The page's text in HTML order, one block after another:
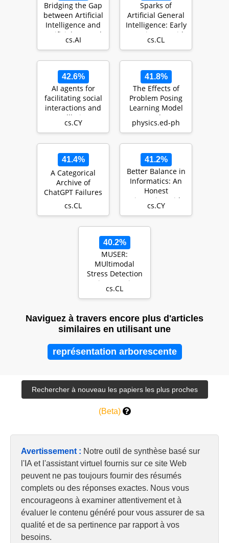
Bridging the Gap
between Artificial
Intelligence and
Artificial General
Intel…
cs.AI
Sparks of
Artificial General
Intelligence: Early
experiments with
GPT-4
cs.CL
42.6%
AI agents for
facilitating social
interactions and
wellbeing
cs.CY
41.8%
The Effects of
Problem Posing
Learning Model
on Students'
Learning
physics.ed-ph
41.4%
A Categorical
Archive of
ChatGPT Failures
cs.CL
41.2%
Better Balance in
Informatics: An
Honest
Discussion with
Students
cs.CY
40.2%
MUSER:
MUltimodal
Stress Detection
using Emotion
Recognition as an
cs.CL
Naviguez à travers encore plus d'articles
similaires en utilisant une
représentation arborescente
(Beta)
Avertissement : Notre outil de synthèse basé sur
l'IA et l'assistant virtuel fournis sur ce site Web
peuvent ne pas toujours fournir des résumés
complets ou des réponses exactes. Nous vous
encourageons à examiner attentivement et à
évaluer le contenu généré pour vous assurer de sa
qualité et de sa pertinence par rapport à vos
besoins.